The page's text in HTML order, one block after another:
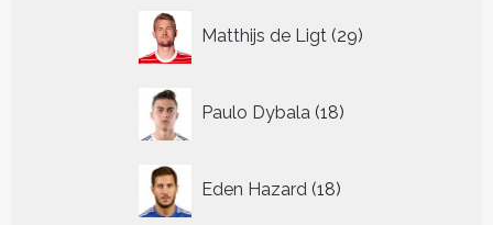
Matthijs de Ligt 29
producten
Paulo Dybala 18
producten
Eden Hazard 18
producten